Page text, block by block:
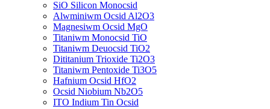
SiO Silicon Monocsid
Alwminiwm Ocsid Al2O3
Magnesiwm Ocsid MgO
Titaniwm Monocsid TiO
Titaniwm Deuocsid TiO2
Dititanium Trioxide Ti2O3
Titaniwm Pentoxide Ti3O5
Hafnium Ocsid HfO2
Ocsid Niobium Nb2O5
ITO Indium Tin Ocsid